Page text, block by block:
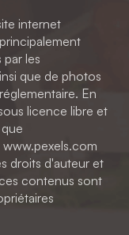
internet
les
que de photos
En
licence libre et
droits d'auteur et
contenus sont